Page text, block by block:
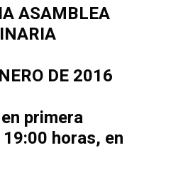
ASAMBLEA
DE 2016
primera
horas, en